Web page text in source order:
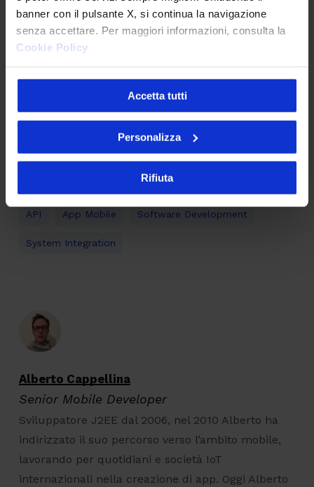
banner con il pulsante X, si continua la navigazione
senza accettare. Per maggiori informazioni, consulta la
Cookie Policy
Accetta tutti
Personalizza
Rifiuta
Cosa ne pensi dell'articolo?
API App Mobile Software Development
System Integration
Alberto Cappellina
Senior Mobile Developer
Sviluppatore J2EE dal 2006, nel 2010 Alberto ha
indirizzato il suo percorso verso l’ambito mobile,
lavorando per quotidiani e società IoT
internazionali nella creazione di app. Oggi Alberto